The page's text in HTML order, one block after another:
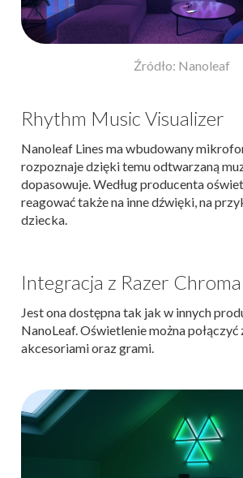
Źródło: Nanoleaf
Rhythm Music Visualizer
Nanoleaf Lines ma wbudowany
rozpoznaje dzięki temu odtwarzaną
dopasowuje. Według producenta
reagować także na inne dźwięki, na
dziecka.
Integracja z Razer
Jest ona dostępna tak jak w innych
NanoLeaf. Oświetlenie można połączyć
akcesoriami oraz grami.